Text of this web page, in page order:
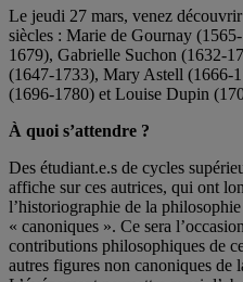
Le jeudi 27 mars, venez
siècles : Marie de Gournay
1679), Gabrielle Suchon (1632-
(1647-1733), Mary Astell (1666-
(1696-1780) et Louise Dupin
À quoi s’attendre ?
Des étudiant.e.s de cycles
affiche sur ces autrices, qui ont
l’historiographie de la
« canoniques ». Ce sera
contributions philosophiques de
autres figures non canoniques de